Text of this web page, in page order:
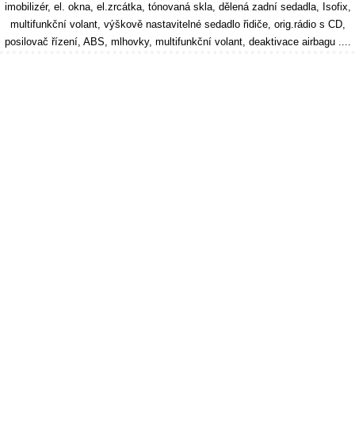
imobilizér, el. okna, el.zrcátka, tónovaná skla, dělená zadní sedadla, Isofix,
multifunkční volant, výškově nastavitelné sedadlo řidiče, orig.rádio s CD,
posilovač řízení, ABS, mlhovky, multifunkční volant, deaktivace airbagu ....